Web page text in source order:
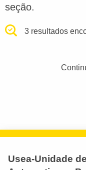
seção.
3 resultados
Usea-Unidade